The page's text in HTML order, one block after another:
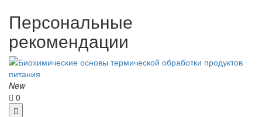
Персональные
рекомендации
New
0